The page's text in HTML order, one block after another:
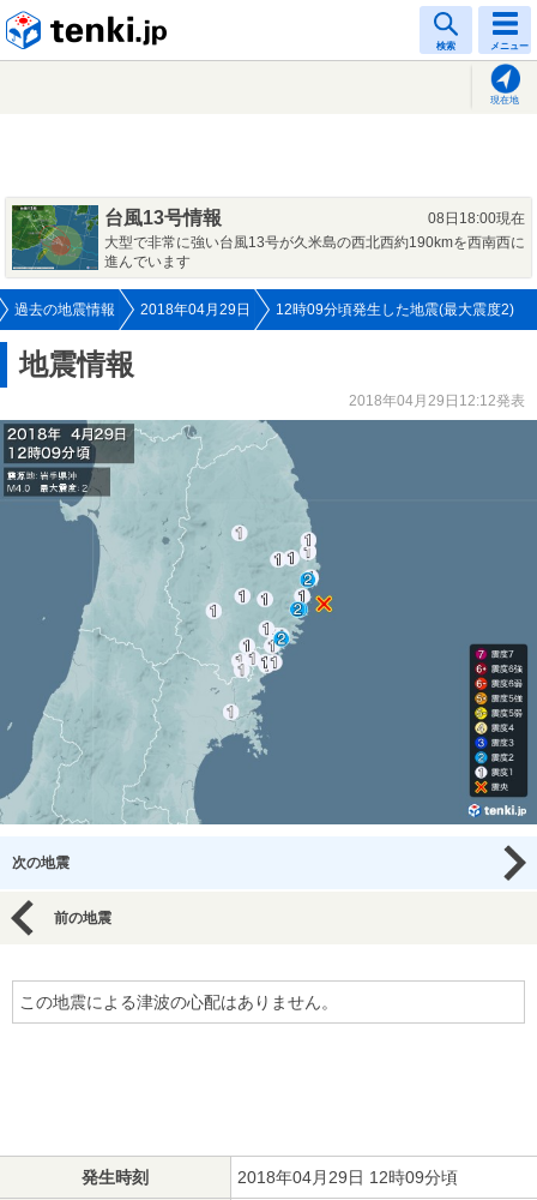
検索 メニュー
現在地
台風13号情報
08日18:00現在
大型で非常に強い台風13号が久米島の西北西約190kmを西南西に
進んでいます
過去の地震情報 2018年04月29日 12時09分頃発生した地震(最大震度2)
地震情報
2018年04月29日12:12発表
次の地震
前の地震
この地震による津波の心配はありません。
発生時刻 2018年04月29日 12時09分頃